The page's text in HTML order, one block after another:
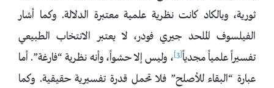
ثورية، وبالكاد كانت نظرية علمية معتبرة الدلالة. وكما أشار
الفيلسوف الملحد جيري فودر، لا يعتبر الانتخاب الطبيعي
تفسيراً علمياً مجدياً[3] ، وليس إلا حشواً، وأنه نظرية “فارغة”. أما
عبارة “البقاء للأصلح” فلا تحمل قدرة تفسيرية حقيقية. وكما